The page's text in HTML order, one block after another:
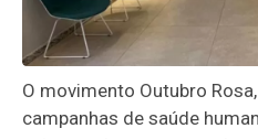
O movimento Outubro
campanhas de saúde